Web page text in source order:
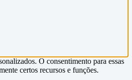
O consentimento para essas
certos recursos e funções.